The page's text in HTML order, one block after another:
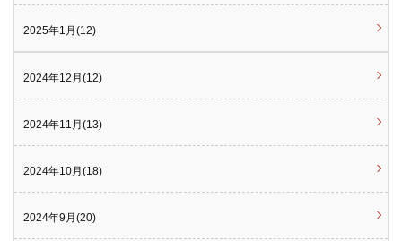
2025年1月(12)
2024年12月(12)
2024年11月(13)
2024年10月(18)
2024年9月(20)